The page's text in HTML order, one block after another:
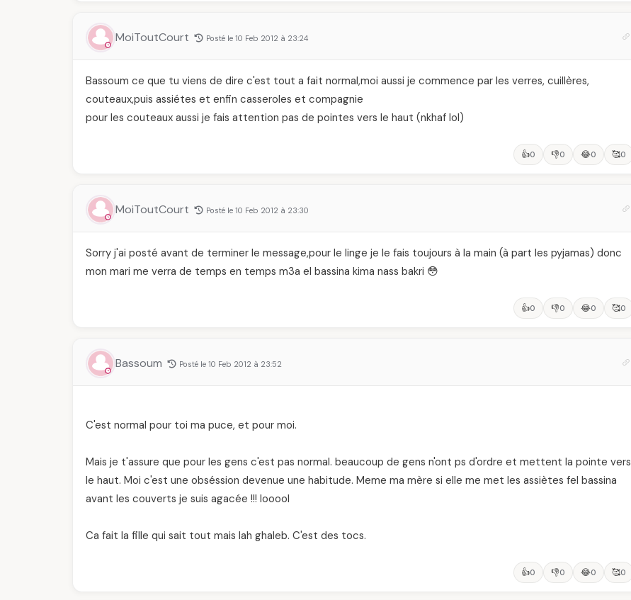
MoiToutCourt Posté le 10 Feb 2012 à 23:24
Bassoum ce que tu viens de dire c'est tout a fait normal,moi aussi je commence par les verres, cuillères,
couteaux,puis assiétes et enfin casseroles et compagnie
pour les couteaux aussi je fais attention pas de pointes vers le haut (nkhaf lol)
👍0 👎0 😂0 🥰0
MoiToutCourt Posté le 10 Feb 2012 à 23:30
Sorry j'ai posté avant de terminer le message,pour le linge je le fais toujours à la main (à part les pyjamas) donc
mon mari me verra de temps en temps m3a el bassina kima nass bakri 😳
👍0 👎0 😂0 🥰0
Bassoum Posté le 10 Feb 2012 à 23:52
C'est normal pour toi ma puce, et pour moi.
Mais je t'assure que pour les gens c'est pas normal. beaucoup de gens n'ont ps d'ordre et mettent la pointe vers
le haut. Moi c'est une obséssion devenue une habitude. Meme ma mère si elle me met les assiètes fel bassina
avant les couverts je suis agacée !!! looool
Ca fait la fille qui sait tout mais lah ghaleb. C'est des tocs.
👍0 👎0 😂0 🥰0